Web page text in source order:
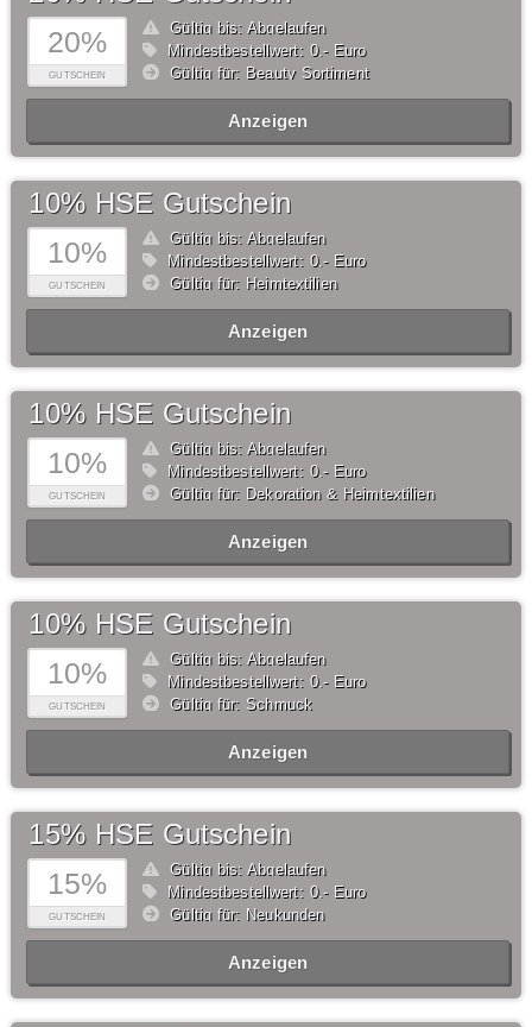
20%
GUTSCHEIN
Gültig bis: Abgelaufen
Mindestbestellwert: 0,- Euro
Gültig für: Beauty Sortiment
Anzeigen
10%
GUTSCHEIN
10% HSE Gutschein
Gültig bis: Abgelaufen
Mindestbestellwert: 0,- Euro
Gültig für: Heimtextilien
Anzeigen
10%
GUTSCHEIN
10% HSE Gutschein
Gültig bis: Abgelaufen
Mindestbestellwert: 0,- Euro
Gültig für: Dekoration & Heimtextilien
Anzeigen
10%
GUTSCHEIN
10% HSE Gutschein
Gültig bis: Abgelaufen
Mindestbestellwert: 0,- Euro
Gültig für: Schmuck
Anzeigen
15%
GUTSCHEIN
15% HSE Gutschein
Gültig bis: Abgelaufen
Mindestbestellwert: 0,- Euro
Gültig für: Neukunden
Anzeigen